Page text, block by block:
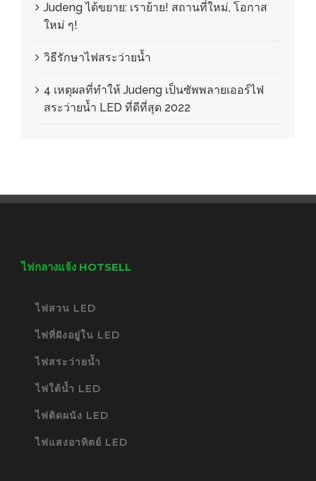
Judeng ได้ขยาย: เราย้าย! สถานที่ใหม่, โอกาส
ใหม่ ๆ!
วิธีรักษาไฟสระว่ายน้ำ
4 เหตุผลที่ทำให้ Judeng เป็นซัพพลายเออร์ไฟ
สระว่ายน้ำ LED ที่ดีที่สุด 2022
ไฟกลางแจ้ง HOTSELL
ไฟสวน LED
ไฟที่ฝังอยู่ใน LED
ไฟสระว่ายน้ำ
ไฟใต้น้ำ LED
ไฟติดผนัง LED
ไฟแสงอาทิตย์ LED